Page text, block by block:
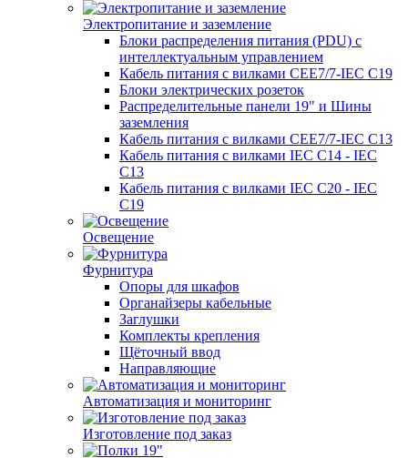
Электропитание и заземление
Блоки распределения питания (PDU) с
интеллектуальным управлением
Кабель питания с вилками CEE7/7-IEC C19
Блоки электрических розеток
Распределительные панели 19" и Шины
заземления
Кабель питания с вилками CEE7/7-IEC C13
Кабель питания с вилками IEC C14 - IEC
C13
Кабель питания с вилками IEC C20 - IEC
C19
Освещение
Фурнитура
Опоры для шкафов
Органайзеры кабельные
Заглушки
Комплекты крепления
Щёточный ввод
Направляющие
Автоматизация и мониторинг
Изготовление под заказ